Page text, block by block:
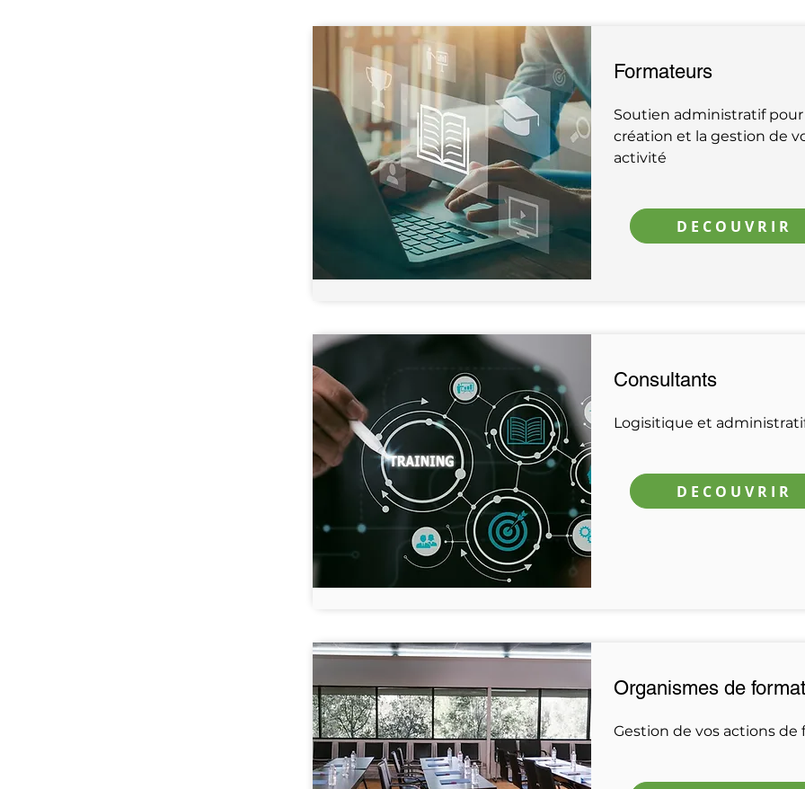
Formateurs
Soutien administratif pour
création et la gestion de
activité
DECOUVRIR
Consultants
Logisitique et
DECOUVRIR
Organismes de
Gestion de vos actions de